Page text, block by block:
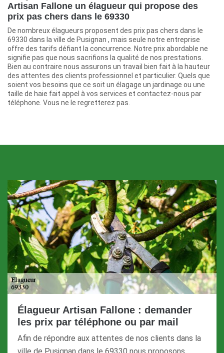
Artisan Fallone un élagueur qui propose des
prix pas chers dans le 69330
De nombreux élagueurs proposent des prix pas chers dans le
69330 dans la ville de Pusignan , mais seule notre entreprise
offre des tarifs défiant la concurrence. Notre prix abordable ne
signifie pas que nous sacrifions la qualité de nos prestations.
Bien au contraire nous assurons un travail bien fait à la hauteur
des attentes des clients professionnel et particulier. Quels que
soient vos besoins que ce soit un élagage un jardinage ou une
taille de haie fait appel à vos services et contactez-nous par
téléphone. Vous ne le regretterez pas.
Élagueur Artisan Fallone : demander
les prix par téléphone ou par mail
Afin de répondre aux attentes de nos clients dans la